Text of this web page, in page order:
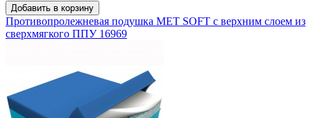
Добавить в корзину
Противопролежневая подушка MET SOFT с верхним слоем из
сверхмягкого ППУ 16969